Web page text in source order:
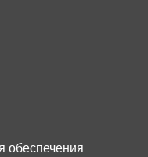
обеспечения